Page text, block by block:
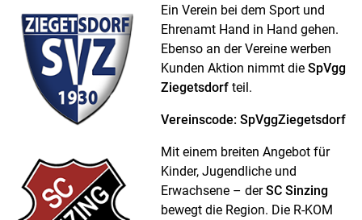
Ein Verein bei dem Sport und
Ehrenamt Hand in Hand gehen.
Ebenso an der Vereine werben
Kunden Aktion nimmt die SpVgg
Ziegetsdorfteil.
Vereinscode: SpVggZiegetsdorf
Mit einem breiten Angebot für
Kinder, Jugendliche und
Erwachsene – derSC Sinzing
bewegt die Region. Die R-KOM